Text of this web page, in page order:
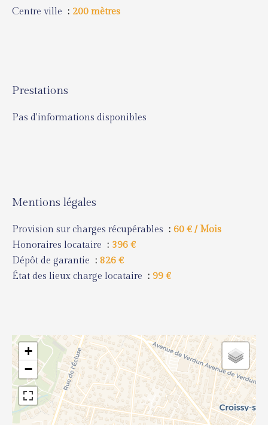
Centre ville 200 mètres
Prestations
Pas d'informations disponibles
Mentions légales
Provision sur charges récupérables
60 € / Mois
Honoraires locataire
396 €
Dépôt de garantie
826 €
État des lieux charge locataire
99 €
+
−